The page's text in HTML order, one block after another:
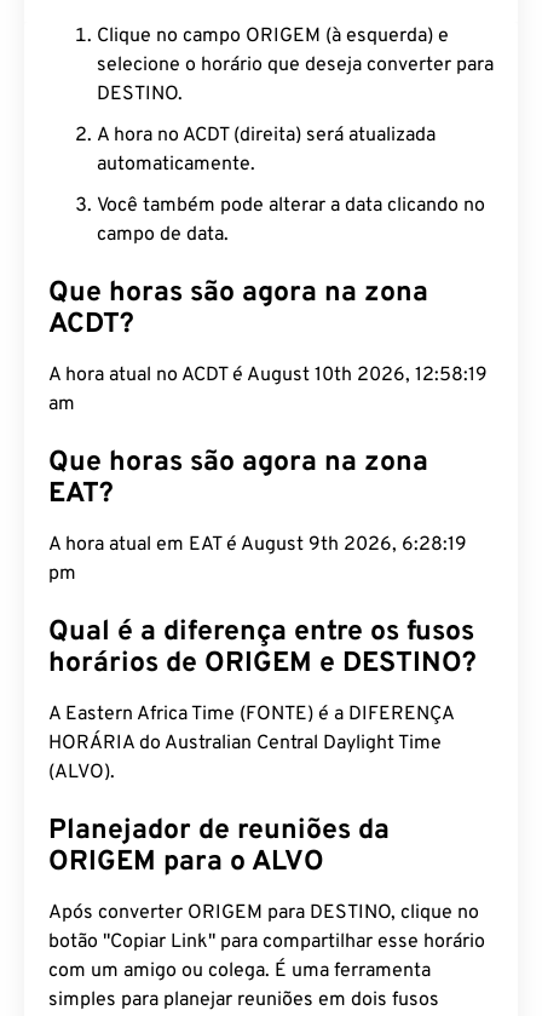
Clique no campo ORIGEM (à esquerda) e
selecione o horário que deseja converter para
DESTINO.
A hora no ACDT (direita) será atualizada
automaticamente.
Você também pode alterar a data clicando no
campo de data.
Que horas são agora na zona
ACDT?
A hora atual no ACDT é August 10th 2026, 12:58:20
am
Que horas são agora na zona
EAT?
A hora atual em EAT é August 9th 2026, 6:28:20
pm
Qual é a diferença entre os fusos
horários de ORIGEM e DESTINO?
A Eastern Africa Time (FONTE) é a DIFERENÇA
HORÁRIA do Australian Central Daylight Time
(ALVO).
Planejador de reuniões da
ORIGEM para o ALVO
Após converter ORIGEM para DESTINO, clique no
botão "Copiar Link" para compartilhar esse horário
com um amigo ou colega. É uma ferramenta
simples para planejar reuniões em dois fusos